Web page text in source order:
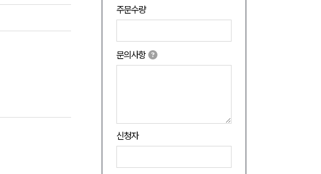
주문수량
문의사항
신청자